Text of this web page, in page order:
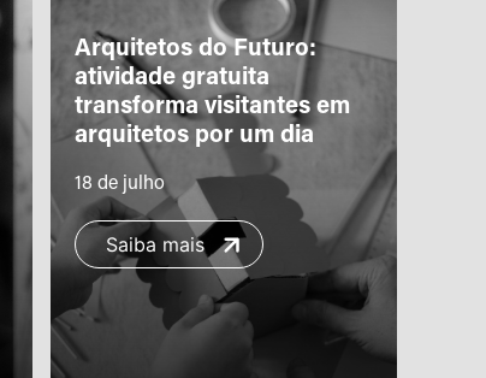
Arquitetos do Futuro:
atividade gratuita
transforma visitantes em
arquitetos por um dia
18 de julho
Saiba mais